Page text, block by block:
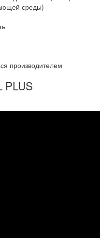
среды)
производителем
PLUS